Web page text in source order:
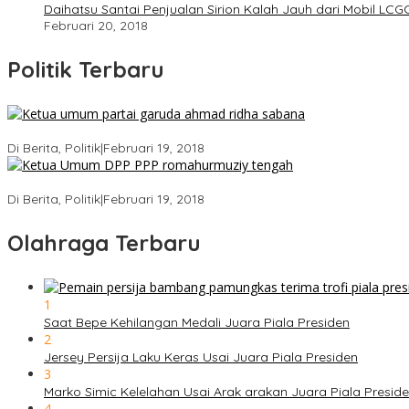
Daihatsu Santai Penjualan Sirion Kalah Jauh dari Mobil
Februari 20, 2018
Politik Terbaru
Di Berita, Politik|Februari 19, 2018
Di Berita, Politik|Februari 19, 2018
Olahraga Terbaru
1
Saat Bepe Kehilangan Medali Juara Piala Presiden
2
Jersey Persija Laku Keras Usai Juara Piala Presiden
3
Marko Simic Kelelahan Usai Arak arakan Juara Piala